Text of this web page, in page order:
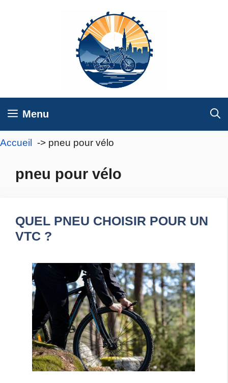
Menu
Accueil pneu pour vélo
pneu pour vélo
QUEL PNEU CHOISIR POUR UN
VTC ?